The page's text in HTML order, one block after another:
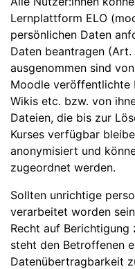
Lernplattform ELO
persönlichen Daten
Daten beantragen (Art.
ausgenommen sind
Moodle veröffentlichte
Wikis etc. bzw. von
Dateien, die bis zur
Kurses verfügbar
anonymisiert und
zugeordnet werden.
Sollten unrichtige
verarbeitet worden
Recht auf Berichtigung
steht den Betroffenen
Datenübertragbarkeit